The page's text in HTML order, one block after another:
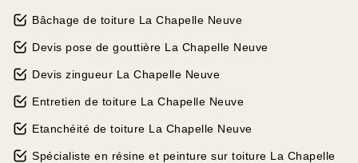
Bâchage de toiture La Chapelle Neuve
Devis pose de gouttière La Chapelle Neuve
Devis zingueur La Chapelle Neuve
Entretien de toiture La Chapelle Neuve
Etanchéité de toiture La Chapelle Neuve
Spécialiste en résine et peinture sur toiture La Chapelle